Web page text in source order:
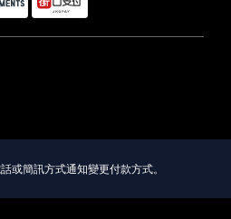
或簡訊方式通知變更付款方式。